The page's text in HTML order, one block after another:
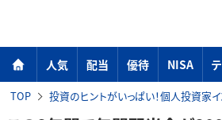
人気 配当 優待 NISA
TOP 投資のヒントがいっぱい！個人投資家